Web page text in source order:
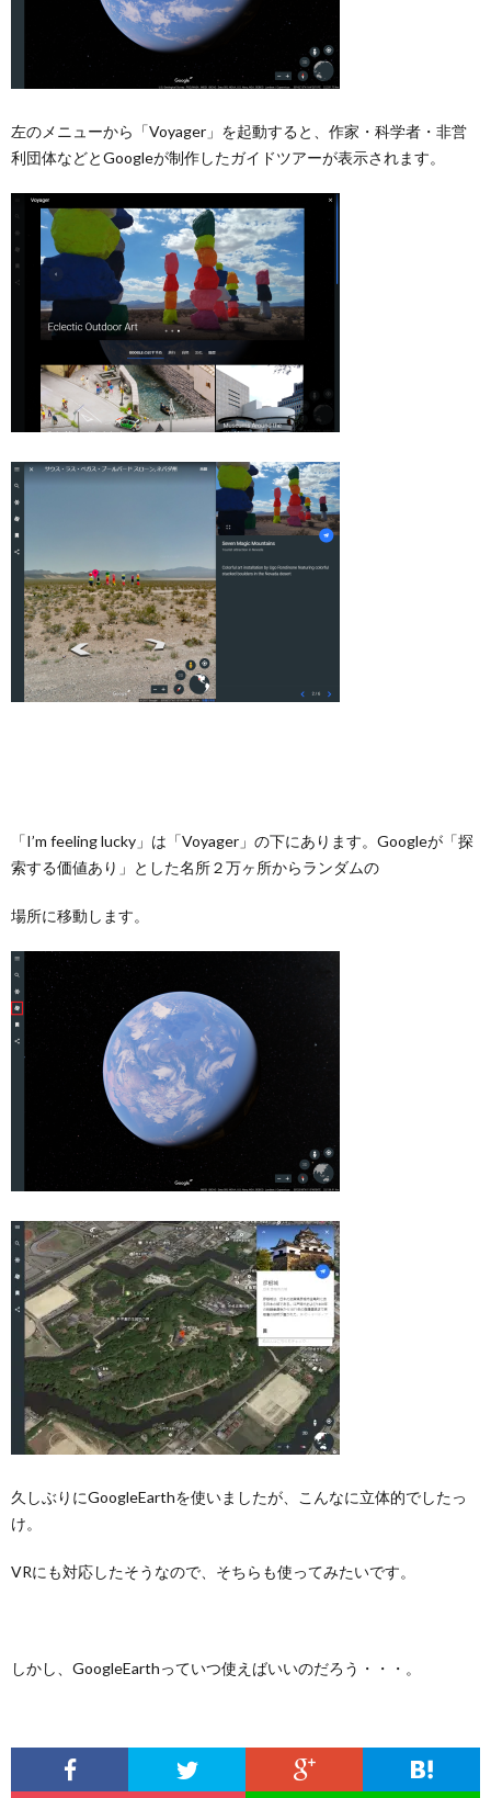
左のメニューから「Voyager」を起動すると、作家・科学者・非営
利団体などとGoogleが制作したガイドツアーが表示されます。
「I’m feeling lucky」は「Voyager」の下にあります。Googleが「探
索する価値あり」とした名所２万ヶ所からランダムの
場所に移動します。
久しぶりにGoogleEarthを使いましたが、こんなに立体的でしたっ
け。
VRにも対応したそうなので、そちらも使ってみたいです。
しかし、GoogleEarthっていつ使えばいいのだろう・・・。